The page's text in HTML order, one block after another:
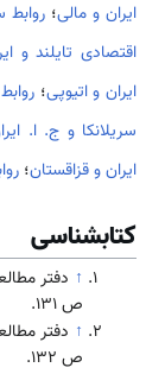
ایران و مالی؛روابط
اقتصادی تایلند و
ایران و اتیوپی؛
سریلانکا و ج. ا.
ایران و قزاقستان؛
کتابشناسی
↑
ص 131.
↑
ص 132.